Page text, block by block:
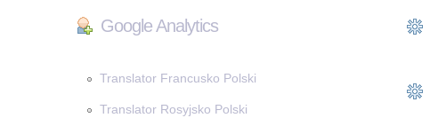
Google Analytics
Translator Francusko Polski
Translator Rosyjsko Polski